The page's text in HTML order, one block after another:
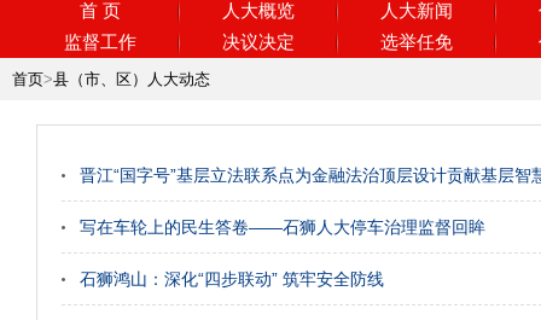
首 页 人大概览 人大新闻
监督工作
决议决定 选举任免
首页>县（市、区）人大动态
晋江“国字号”基层立法联系点为金融法治顶层设计贡献基层智
写在车轮上的民生答卷——石狮人大停车治理监督回眸
石狮鸿山：深化“四步联动” 筑牢安全防线